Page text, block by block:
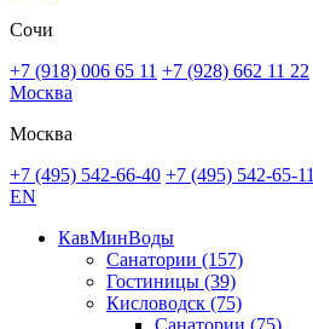
Сочи
+7 (918) 006 65 11 +7 (928) 662 11 22
Москва
Москва
+7 (495) 542-66-40 +7 (495) 542-65-11
EN
КавМинВоды
Санатории (157)
Гостиницы (39)
Кисловодск (75)
Санатории (75)